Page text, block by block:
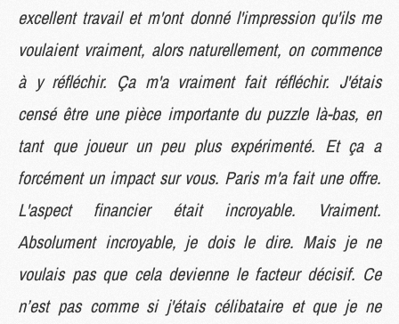
excellent travail et m'ont donné l'impression qu'ils me
voulaient vraiment, alors naturellement, on commence
à y réfléchir. Ça m'a vraiment fait réfléchir. J'étais
censé être une pièce importante du puzzle là-bas, en
tant que joueur un peu plus expérimenté. Et ça a
forcément un impact sur vous. Paris m'a fait une offre.
L'aspect financier était incroyable. Vraiment.
Absolument incroyable, je dois le dire. Mais je ne
voulais pas que cela devienne le facteur décisif. Ce
n’est pas comme si j'étais célibataire et que je ne